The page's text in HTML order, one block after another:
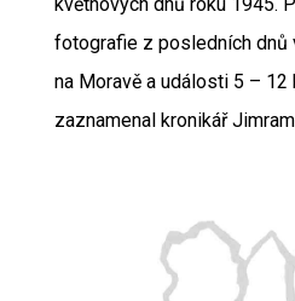
fotografie z posledních dnů
na Moravě a události 5 – 12
zaznamenal kronikář